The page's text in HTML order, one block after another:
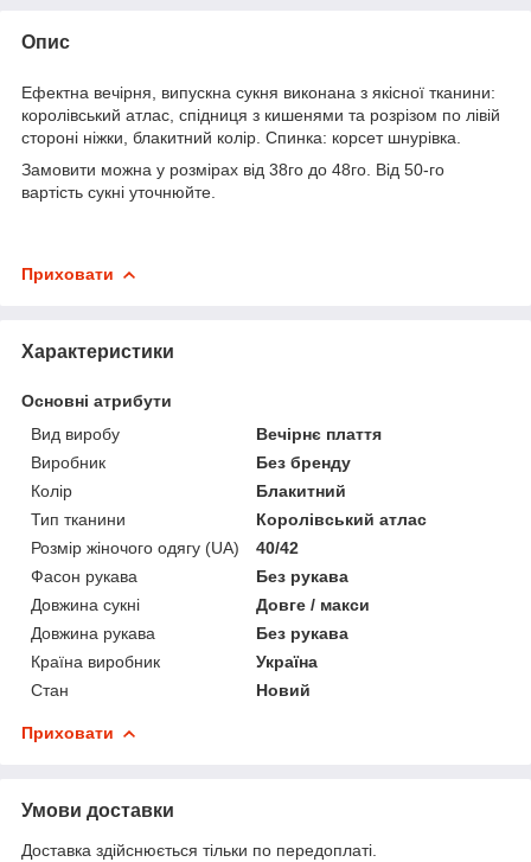
Опис
Ефектна вечірня, випускна сукня виконана з якісної тканини:
королівський атлас, спідниця з кишенями та розрізом по лівій
стороні ніжки, блакитний колір. Спинка: корсет шнурівка.
Замовити можна у розмірах від 38го до 48го. Від 50-го
вартість сукні уточнюйте.
Приховати
Характеристики
Основні атрибути
Вид виробу
Вечірнє плаття
Виробник
Без бренду
Колір
Блакитний
Тип тканини
Королівський атлас
Розмір жіночого одягу (UA)
40/42
Фасон рукава
Без рукава
Довжина сукні
Довге / макси
Довжина рукава
Без рукава
Країна виробник
Україна
Стан
Новий
Приховати
Умови доставки
Доставка здійснюється тільки по передоплаті.